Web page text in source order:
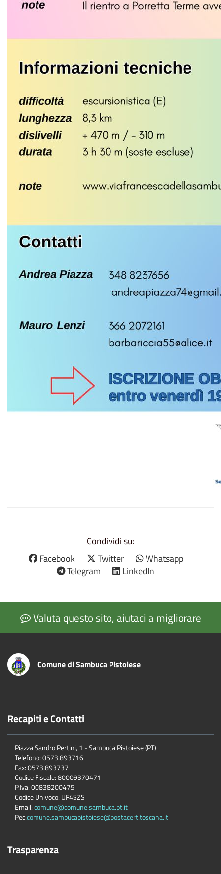
Condividi su:
Facebook
Twitter
Whatsapp
Telegram
LinkedIn
Valuta questo sito, aiutaci a migliorare
Comune di Sambuca Pistoiese
Recapiti e Contatti
Piazza Sandro Pertini, 1 - Sambuca Pistoiese (PT)
Telefono: 0573.893716
Fax: 0573.893737
Codice Fiscale: 80009370471
P.Iva: 00838200475
Codice Univoco: UF4SZS
Email:comune@comune.sambuca.pt.it
Pec:comune.sambucapistoiese@postacert.toscana.it
Trasparenza